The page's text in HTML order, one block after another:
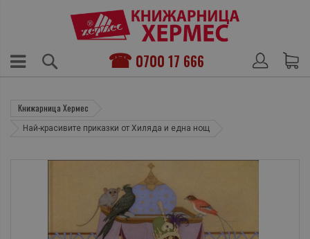
0700 17 666
Книжарница Хермес
Най-красивите приказки от Хиляда и една нощ